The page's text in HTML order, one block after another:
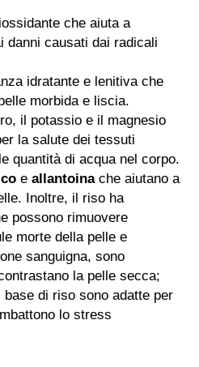
che aiuta a
danni causati dai radicali
idratante e lenitiva che
morbida e liscia.
il potassio e il magnesio
la salute dei tessuti
quantità di acqua nel corpo.
eallantoinache aiutano a
Inoltre, il riso ha
possono rimuovere
morte della pelle e
sanguigna, sono
la pelle secca;
di riso sono adatte per
lo stress